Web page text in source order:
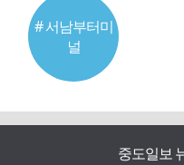
# 서남부터미
널
중도일보